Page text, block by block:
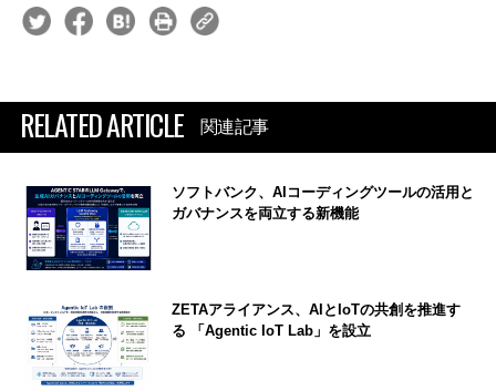
RELATED ARTICLE 関連記事
ソフトバンク、AIコーディングツールの活用と
ガバナンスを両立する新機能
ZETAアライアンス、AIとIoTの共創を推進す
る 「Agentic IoT Lab」を設立